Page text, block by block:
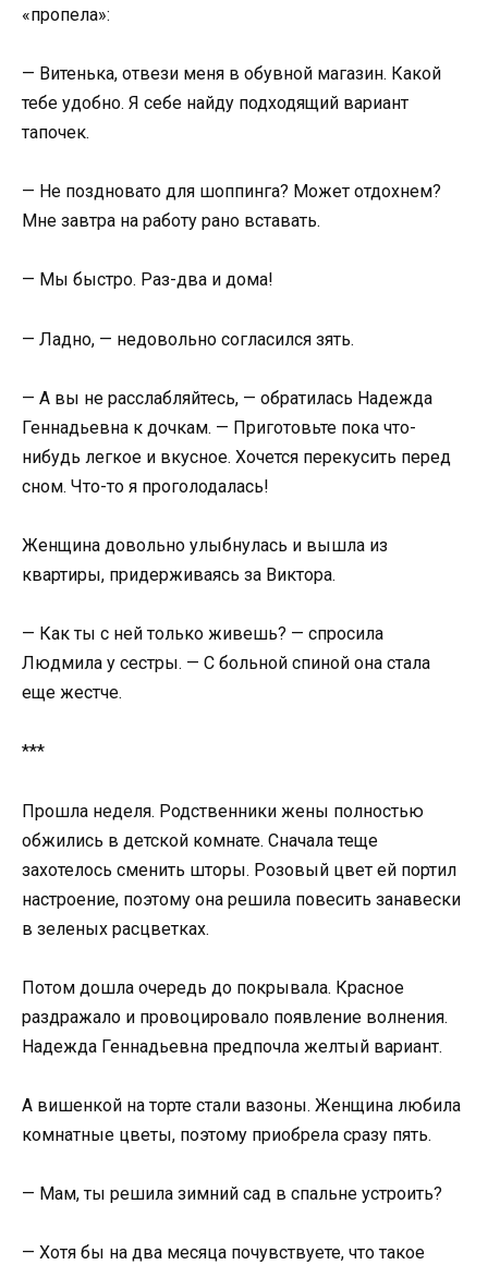
«пропела»:
— Витенька, отвези меня в обувной магазин. Какой
тебе удобно. Я себе найду подходящий вариант
тапочек.
— Не поздновато для шоппинга? Может отдохнем?
Мне завтра на работу рано вставать.
— Мы быстро. Раз-два и дома!
— Ладно, — недовольно согласился зять.
— А вы не расслабляйтесь, — обратилась Надежда
Геннадьевна к дочкам. — Приготовьте пока что-
нибудь легкое и вкусное. Хочется перекусить перед
сном. Что-то я проголодалась!
Женщина довольно улыбнулась и вышла из
квартиры, придерживаясь за Виктора.
— Как ты с ней только живешь? — спросила
Людмила у сестры. — С больной спиной она стала
еще жестче.
***
Прошла неделя. Родственники жены полностью
обжились в детской комнате. Сначала теще
захотелось сменить шторы. Розовый цвет ей портил
настроение, поэтому она решила повесить занавески
в зеленых расцветках.
Потом дошла очередь до покрывала. Красное
раздражало и провоцировало появление волнения.
Надежда Геннадьевна предпочла желтый вариант.
А вишенкой на торте стали вазоны. Женщина любила
комнатные цветы, поэтому приобрела сразу пять.
— Мам, ты решила зимний сад в спальне устроить?
— Хотя бы на два месяца почувствуете, что такое